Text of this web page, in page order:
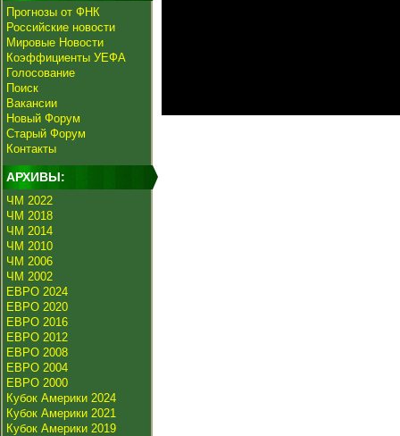
Прогнозы от ФНК
Российские новости
Мировые Новости
Коэффициенты УЕФА
Голосование
Поиск
Вакансии
Новый Форум
Старый Форум
Контакты
АРХИВЫ:
ЧМ 2022
ЧМ 2018
ЧМ 2014
ЧМ 2010
ЧМ 2006
ЧМ 2002
ЕВРО 2024
ЕВРО 2020
ЕВРО 2016
ЕВРО 2012
ЕВРО 2008
ЕВРО 2004
ЕВРО 2000
Кубок Америки 2024
Кубок Америки 2021
Кубок Америки 2019